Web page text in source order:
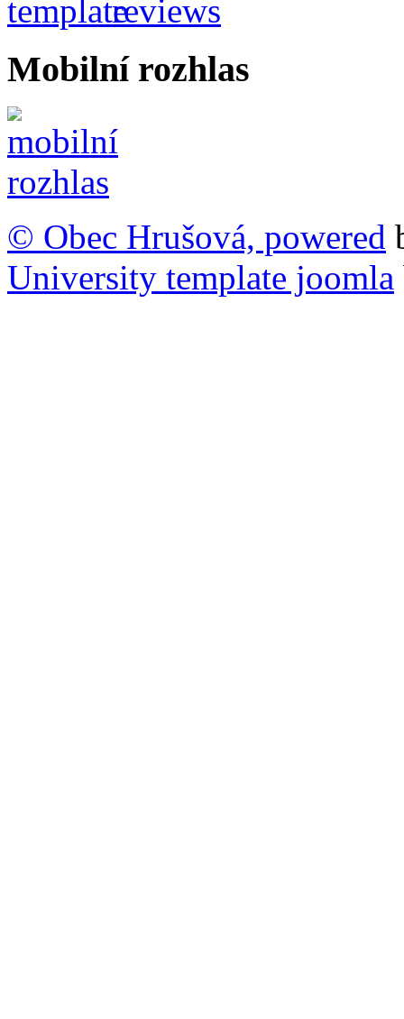
Mobilní rozhlas
© Obec Hrušová, powered
University template joomla